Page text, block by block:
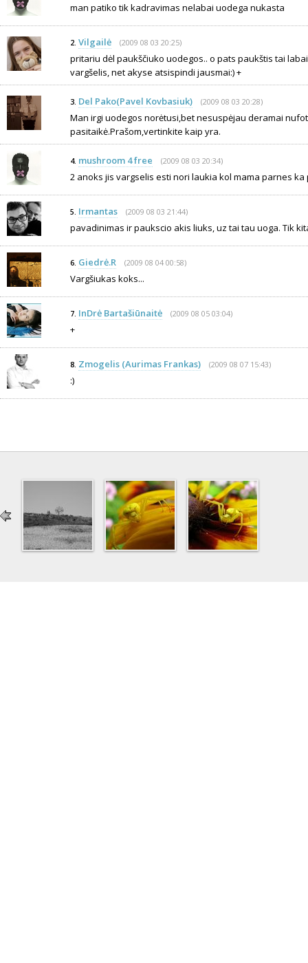
man patiko tik kadravimas nelabai uodega nukasta
2. Vilgailė (2009 08 03 20:25)
pritariu dėl paukščiuko uodegos.. o pats paukštis tai
vargšelis, net akyse atsispindi jausmai:) +
3. Del Pako(Pavel Kovbasiuk) (2009 08 03 20:28)
Man irgi uodegos norėtusi,bet nesuspėjau deramai
pasitaikė.Prašom,vertinkite kaip yra.
4. mushroom 4 free (2009 08 03 20:34)
2 anoks jis vargselis esti nori laukia kol mama parnes ka
5. Irmantas (2009 08 03 21:44)
pavadinimas ir paukscio akis liuks, uz tai tau uoga. Tik
6. Giedrė.R (2009 08 04 00:58)
Vargšiukas koks...
7. InDrė Bartašiūnaitė (2009 08 05 03:04)
+
8. Zmogelis (Aurimas Frankas) (2009 08 07 15:43)
:)